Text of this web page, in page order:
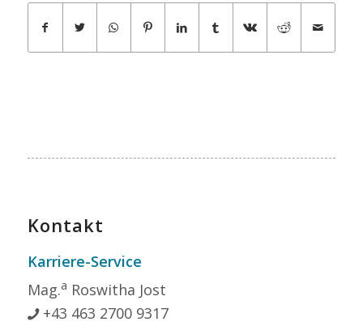
Kontakt
Karriere-Service
Mag.a Roswitha Jost
+43 463 2700 9317